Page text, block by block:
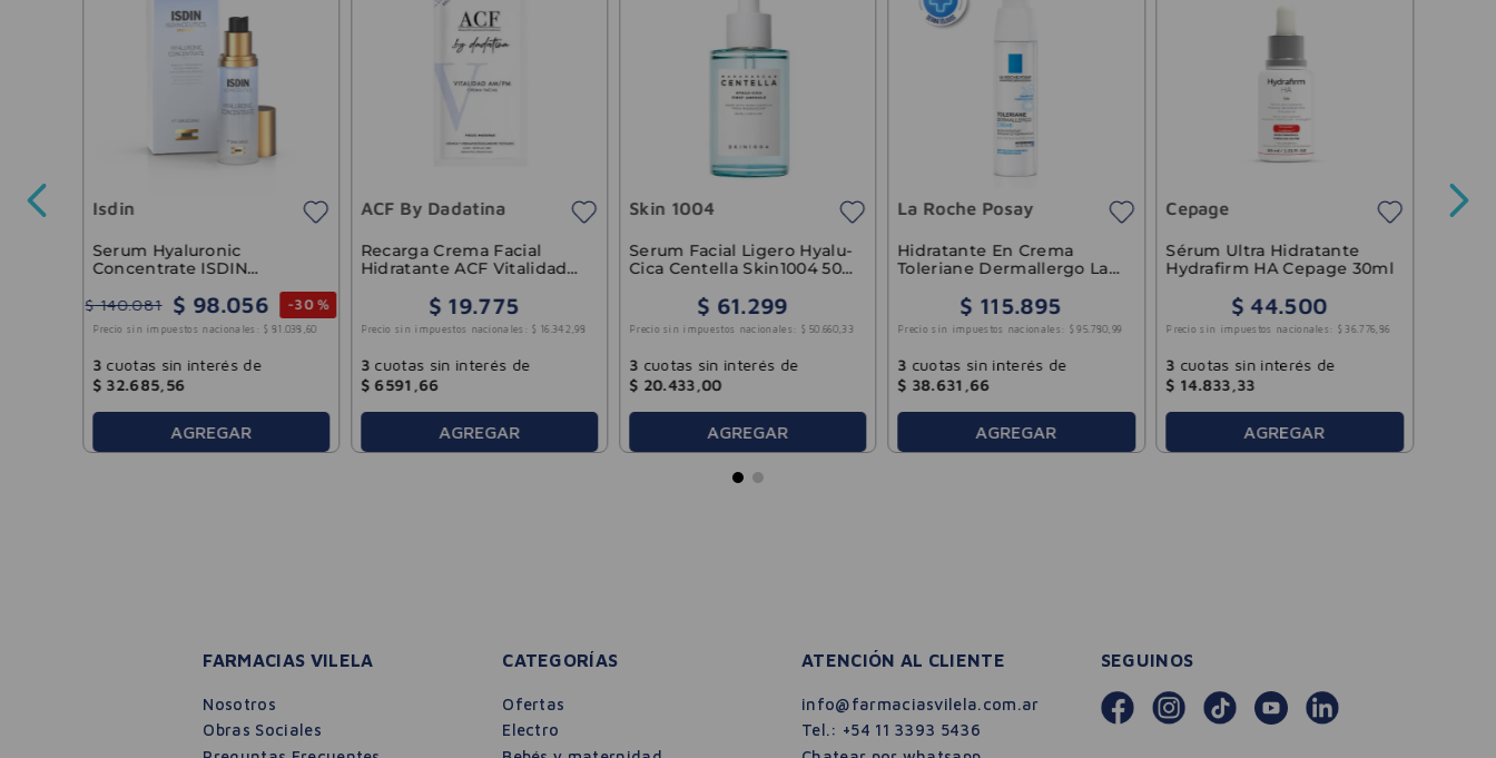
Isdin
Serum Hyaluronic
Concentrate ISDIN
$ 140.081 $ 98.056 -30 %
Precio sin impuestos nacionales: $ 81 .038 ,60
3 cuotas sin interés de
$ 32.685, 56
AGREGAR
ACF By Dadatina
Recarga Crema Facial
Hidratante ACF Vitalidad
$ 19.775
Precio sin impuestos nacionales: $ 16 342 ,98
3 cuotas sin interés de
$ 6591 ,66
AGREGAR
Skin 1004
Serum Facial Ligero Hyalu-
Cica Centella Skin1004 50
$ 61.299
Precio sin impuestos nacionales: $ 50 .660 33
3 cuotas sin interés de
$ 20.433 ,00
AGREGAR
La Roche Posay
Hidratante En Crema
Toleriane Dermallergo La
$ 115.895
Precio sin impuestos nacionales: $ 95 780 99
3 cuotas sin interés de
$ 38.631 ,66
AGREGAR
Cepage
Sérum Ultra Hidratante
Hydrafirm HA Cepage 30ml
$ 44.500
Precio sin impuestos nacionales: $ 36 776 86
3 cuotas sin interés de
$ 14.833 33
AGREGAR
FARMACIAS VILELA
Nosotros
Obras Sociales
CATEGORÍAS
Ofertas
Electro
ATENCIÓN AL CLIENTE
info@farmaciasvilela.com.ar
Tel.: +54 11 3393 5436
SEGUINOS